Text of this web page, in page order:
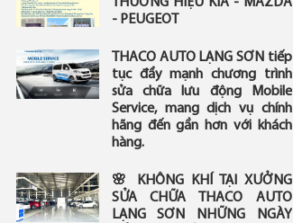
- PEUGEOT
THACO AUTO LẠNG SƠN tiếp
tục đẩy mạnh chương trình
sửa chữa lưu động Mobile
Service, mang dịch vụ chính
hãng đến gần hơn với khách
hàng.
🌸 KHÔNG KHÍ TẠI XƯỞNG
SỬA CHỮA THACO AUTO
LẠNG SƠN NHỮNG NGÀY